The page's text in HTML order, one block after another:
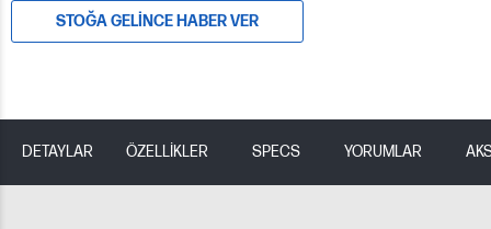
STOĞA GELINCE HABER VER
DETAYLAR ÖZELLİKLER SPECS YORUMLAR